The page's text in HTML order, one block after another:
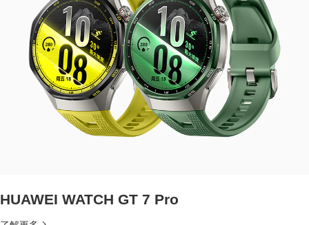
HUAWEI WATCH GT 7 Pro